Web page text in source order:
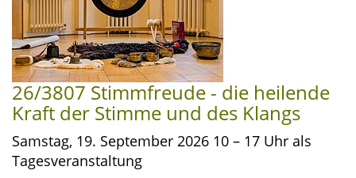
26/3807 Stimmfreude - die heilende
Kraft der Stimme und des Klangs
Samstag, 19. September 2026 10 – 17 Uhr als
Tagesveranstaltung